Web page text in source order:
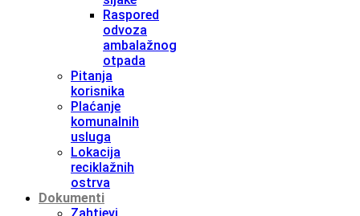
Raspored
odvoza
ambalažnog
otpada
Pitanja
korisnika
Plaćanje
komunalnih
usluga
Lokacija
reciklažnih
ostrva
Dokumenti